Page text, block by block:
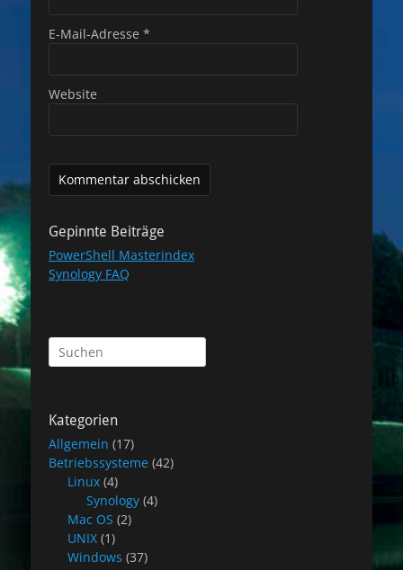
E-Mail-Adresse *
Website
Gepinnte Beiträge
PowerShell Masterindex
Synology FAQ
Suchen
nach:
Kategorien
Allgemein (17)
Betriebssysteme (42)
Linux (4)
Synology (4)
Mac OS (2)
UNIX (1)
Windows (37)